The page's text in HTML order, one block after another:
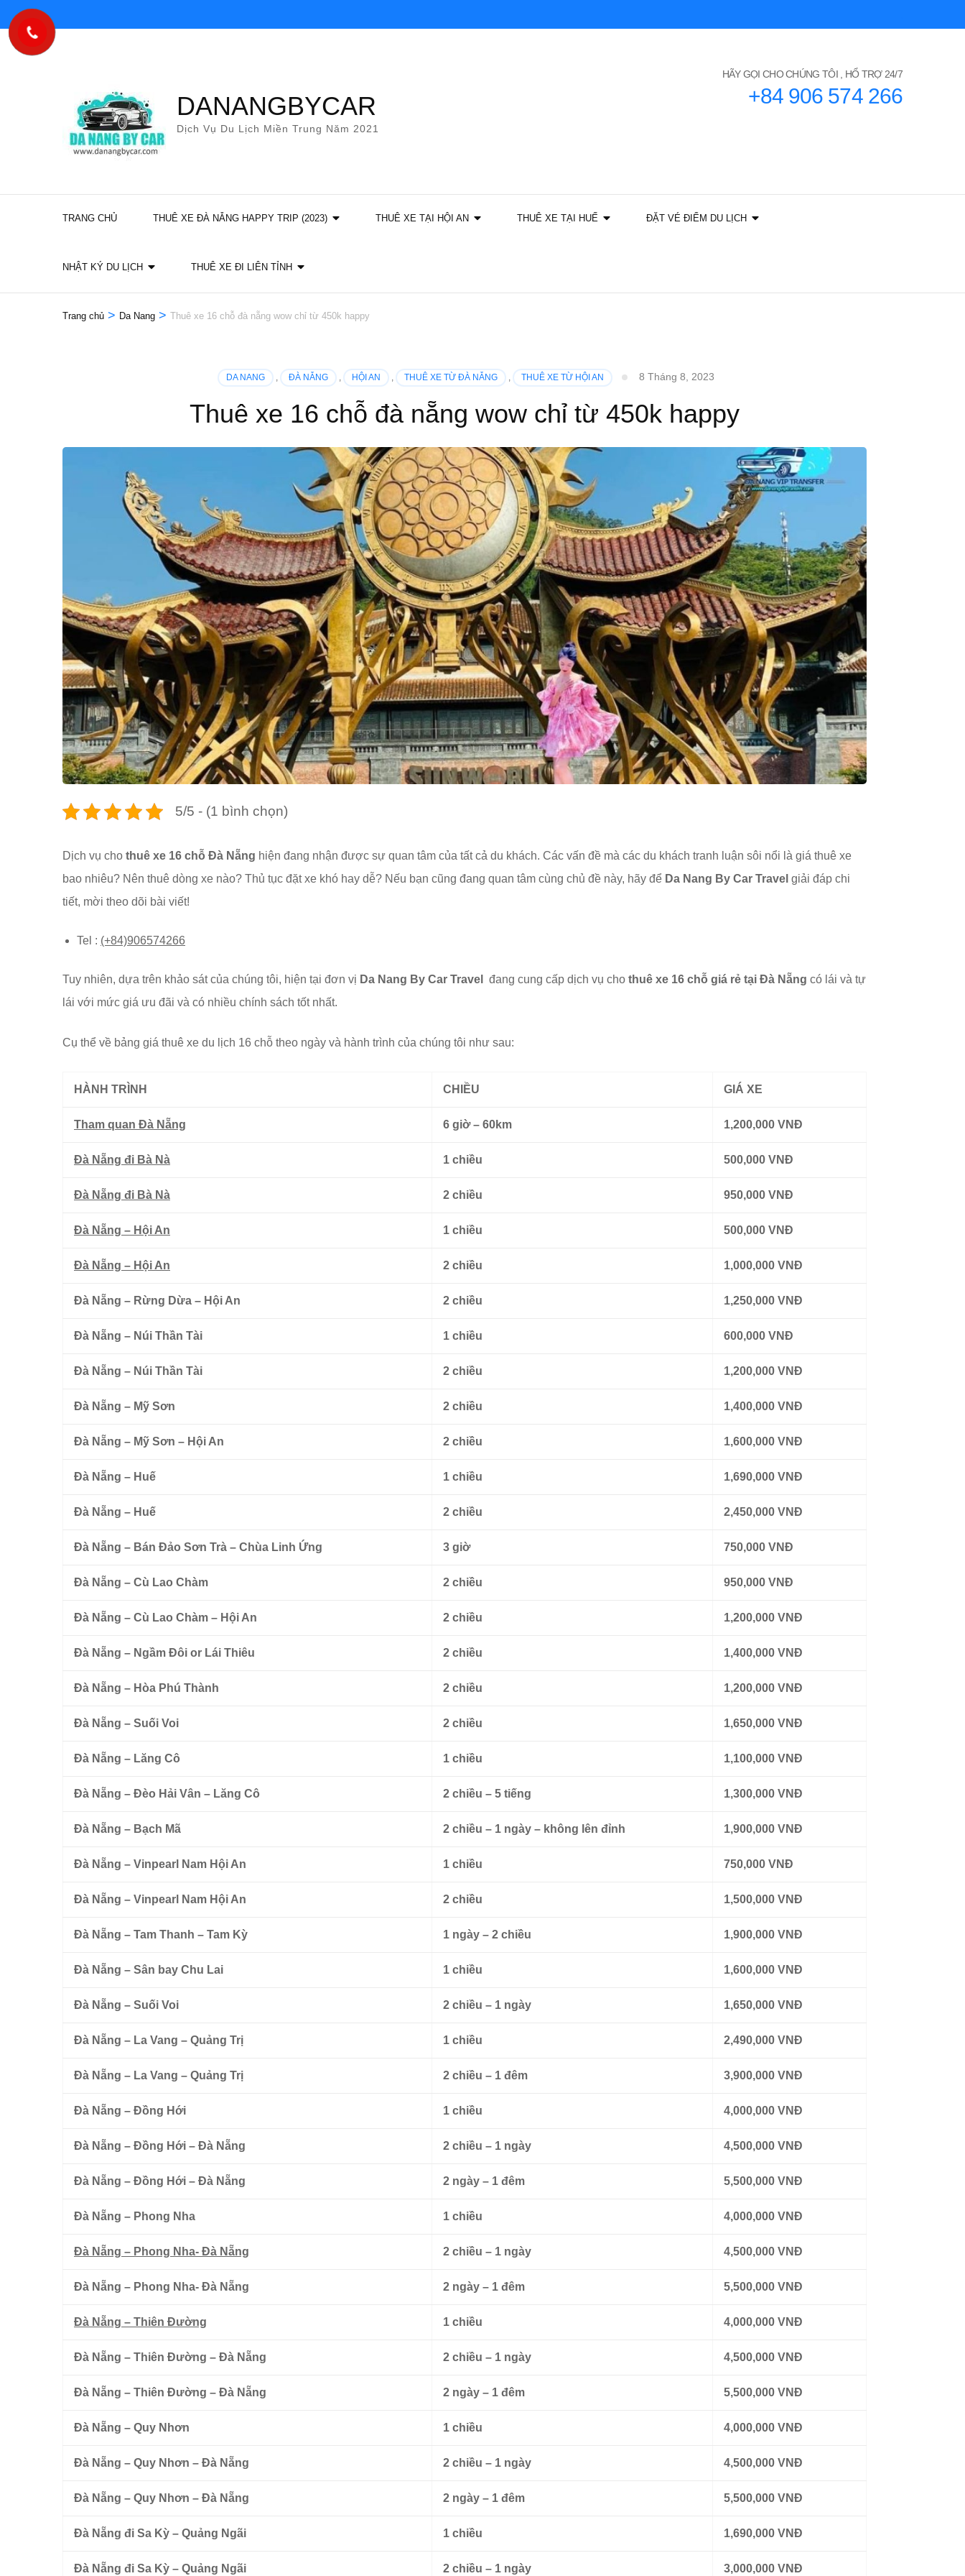
qua
DANANGBYCAR
Dịch Vụ Du Lịch Miền Trung Năm 2021
HÃY GỌI CHO CHÚNG TÔI , HỔ TRỢ 24/7
+84 906 574 266
TRANG CHỦ THUÊ XE ĐÀ NẴNG HAPPY TRIP (2023) THUÊ XE TẠI HỘI AN THUÊ XE TẠI HUẾ ĐẶT VÉ ĐIỂM DU LỊCH
NHẬT KÝ DU LỊCH THUÊ XE ĐI LIÊN TỈNH
Trang chủ > Da Nang > Thuê xe 16 chỗ đà nẵng wow chỉ từ 450k happy
DA NANG , ĐÀ NẴNG , HỘI AN , THUÊ XE TỪ ĐÀ NẴNG , THUÊ XE TỪ HỘI AN 8 Tháng 8, 2023
Thuê xe 16 chỗ đà nẵng wow chỉ từ 450k happy
5/5 - (1 bình chọn)
Dịch vụ cho thuê xe 16 chỗ Đà Nẵng hiện đang nhận được sự quan tâm của tất cả du khách. Các vấn đề mà các du khách tranh luận sôi nổi là giá thuê xe
bao nhiêu? Nên thuê dòng xe nào? Thủ tục đặt xe khó hay dễ? Nếu bạn cũng đang quan tâm cùng chủ đề này, hãy để Da Nang By Car Travel giải đáp chi
tiết, mời theo dõi bài viết!
Tel : (+84)906574266
Tuy nhiên, dựa trên khảo sát của chúng tôi, hiện tại đơn vị Da Nang By Car Travel đang cung cấp dịch vụ cho thuê xe 16 chỗ giá rẻ tại Đà Nẵng có lái và tự
lái với mức giá ưu đãi và có nhiều chính sách tốt nhất.
Cụ thể về bảng giá thuê xe du lịch 16 chỗ theo ngày và hành trình của chúng tôi như sau:
HÀNH TRÌNH CHIỀU GIÁ XE
Tham quan Đà Nẵng 6 giờ – 60km 1,200,000 VNĐ
Đà Nẵng đi Bà Nà 1 chiều 500,000 VNĐ
Đà Nẵng đi Bà Nà 2 chiều 950,000 VNĐ
Đà Nẵng – Hội An 1 chiều 500,000 VNĐ
Đà Nẵng – Hội An 2 chiều 1,000,000 VNĐ
Đà Nẵng – Rừng Dừa – Hội An 2 chiều 1,250,000 VNĐ
Đà Nẵng – Núi Thần Tài 1 chiều 600,000 VNĐ
Đà Nẵng – Núi Thần Tài 2 chiều 1,200,000 VNĐ
Đà Nẵng – Mỹ Sơn 2 chiều 1,400,000 VNĐ
Đà Nẵng – Mỹ Sơn – Hội An 2 chiều 1,600,000 VNĐ
Đà Nẵng – Huế 1 chiều 1,690,000 VNĐ
Đà Nẵng – Huế 2 chiều 2,450,000 VNĐ
Đà Nẵng – Bán Đảo Sơn Trà – Chùa Linh Ứng 3 giờ 750,000 VNĐ
Đà Nẵng – Cù Lao Chàm 2 chiều 950,000 VNĐ
Đà Nẵng – Cù Lao Chàm – Hội An 2 chiều 1,200,000 VNĐ
Đà Nẵng – Ngầm Đôi or Lái Thiêu 2 chiều 1,400,000 VNĐ
Đà Nẵng – Hòa Phú Thành 2 chiều 1,200,000 VNĐ
Đà Nẵng – Suối Voi 2 chiều 1,650,000 VNĐ
Đà Nẵng – Lăng Cô 1 chiều 1,100,000 VNĐ
Đà Nẵng – Đèo Hải Vân – Lăng Cô 2 chiều – 5 tiếng 1,300,000 VNĐ
Đà Nẵng – Bạch Mã 2 chiều – 1 ngày – không lên đỉnh 1,900,000 VNĐ
Đà Nẵng – Vinpearl Nam Hội An 1 chiều 750,000 VNĐ
Đà Nẵng – Vinpearl Nam Hội An 2 chiều 1,500,000 VNĐ
Đà Nẵng – Tam Thanh – Tam Kỳ 1 ngày – 2 chiều 1,900,000 VNĐ
Đà Nẵng – Sân bay Chu Lai 1 chiều 1,600,000 VNĐ
Đà Nẵng – Suối Voi 2 chiều – 1 ngày 1,650,000 VNĐ
Đà Nẵng – La Vang – Quảng Trị 1 chiều 2,490,000 VNĐ
Đà Nẵng – La Vang – Quảng Trị 2 chiều – 1 đêm 3,900,000 VNĐ
Đà Nẵng – Đồng Hới 1 chiều 4,000,000 VNĐ
Đà Nẵng – Đồng Hới – Đà Nẵng 2 chiều – 1 ngày 4,500,000 VNĐ
Đà Nẵng – Đồng Hới – Đà Nẵng 2 ngày – 1 đêm 5,500,000 VNĐ
Đà Nẵng – Phong Nha 1 chiều 4,000,000 VNĐ
Đà Nẵng – Phong Nha- Đà Nẵng 2 chiều – 1 ngày 4,500,000 VNĐ
Đà Nẵng – Phong Nha- Đà Nẵng 2 ngày – 1 đêm 5,500,000 VNĐ
Đà Nẵng – Thiên Đường 1 chiều 4,000,000 VNĐ
Đà Nẵng – Thiên Đường – Đà Nẵng 2 chiều – 1 ngày 4,500,000 VNĐ
Đà Nẵng – Thiên Đường – Đà Nẵng 2 ngày – 1 đêm 5,500,000 VNĐ
Đà Nẵng – Quy Nhơn 1 chiều 4,000,000 VNĐ
Đà Nẵng – Quy Nhơn – Đà Nẵng 2 chiều – 1 ngày 4,500,000 VNĐ
Đà Nẵng – Quy Nhơn – Đà Nẵng 2 ngày – 1 đêm 5,500,000 VNĐ
Đà Nẵng đi Sa Kỳ – Quảng Ngãi 1 chiều 1,690,000 VNĐ
Đà Nẵng đi Sa Kỳ – Quảng Ngãi 2 chiều – 1 ngày 3,000,000 VNĐ